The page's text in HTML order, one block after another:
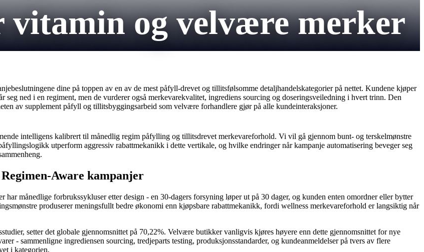
og velvære merker
dine på toppen av en av de mest påfyll-drevet og tillitsfølsomme detaljhandelskategorier på nettet. Kundene kjøper
ned i en regiment, men de vurderer også merkevarekvalitet, ingrediens sourcing og doseringsveiledning i hvert trinn. Den
av supplement påfyll og tillitsbyggingsarbeid som velvære forhandlere gjør på alle kundeinteraksjoner.
intelligens kalibrert til månedlig regim påfylling og tillitsdrevet merkevareforhold. Vi vil gå gjennom bunt- og terskelmønstre
utperform aggressiv rabattmekanikk i dette vertikale, og hvilke endringer når kampanje automatisering beveger seg
Aware kampanjer
månedlige forbrukssykluser etter design - en 30-dagers forsyning løper ut på 30 dager, og kunden enten omordner eller bytter
produserer meningsfullt bedre økonomi enn kjøpsbare rabattmekanikk, fordi wellness merkevareforhold er langsiktig når
setter det globale gjennomsnittet på 70,22%. Velvære butikker vanligvis kjøres høyere enn dette gjennomsnittet for nye
- sammenligne ingrediensen sourcing, tredjeparts testing, produksjonsstandarder, og kundeanmeldelser på tvers av flere
i kategorien.